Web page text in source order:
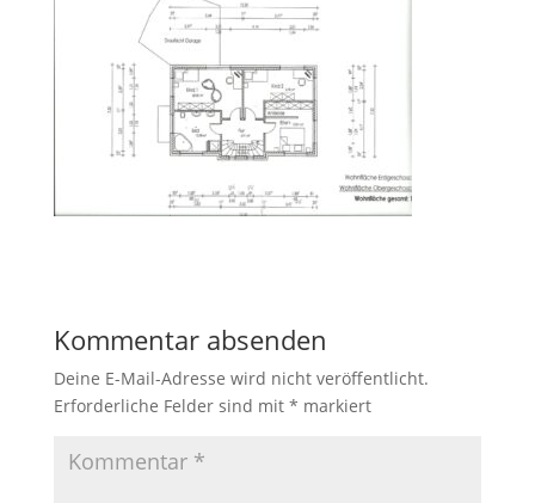
Kommentar absenden
Deine E-Mail-Adresse wird nicht veröffentlicht.
Erforderliche Felder sind mit * markiert